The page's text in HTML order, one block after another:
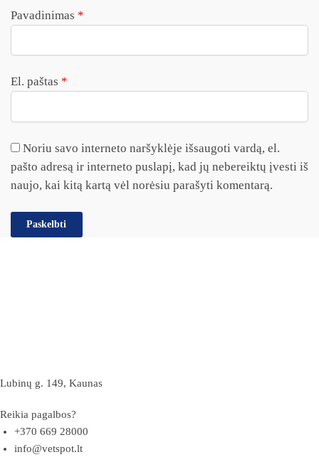
Pavadinimas *
El. paštas *
Noriu savo interneto naršyklėje išsaugoti vardą, el.
pašto adresą ir interneto puslapį, kad jų nebereiktų įvesti iš
naujo, kai kitą kartą vėl norėsiu parašyti komentarą.
Lubinų g. 149, Kaunas
Reikia pagalbos?
+370 669 28000
info@vetspot.lt